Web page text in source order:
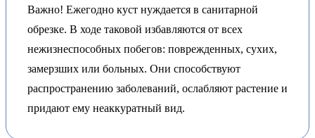
Важно! Ежегодно куст нуждается в санитарной
обрезке. В ходе таковой избавляются от всех
нежизнеспособных побегов: поврежденных, сухих,
замерзших или больных. Они способствуют
распространению заболеваний, ослабляют растение и
придают ему неаккуратный вид.